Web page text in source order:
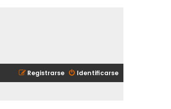
Identificarse
Registrarse